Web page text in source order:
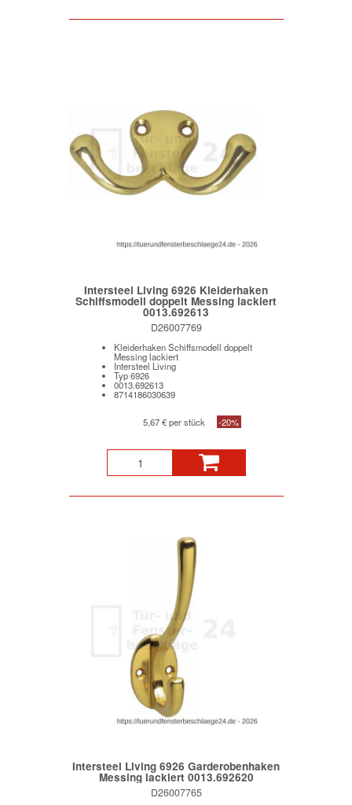
Intersteel Living 6926 Kleiderhaken
Schiffsmodell doppelt Messing lackiert
0013.692613
D26007769
Kleiderhaken Schiffsmodell doppelt
Messing lackiert
Intersteel Living
Typ 6926
0013.692613
8714186030639
5,67 € per stück -20%
Intersteel Living 6926 Garderobenhaken
Messing lackiert 0013.692620
D26007765